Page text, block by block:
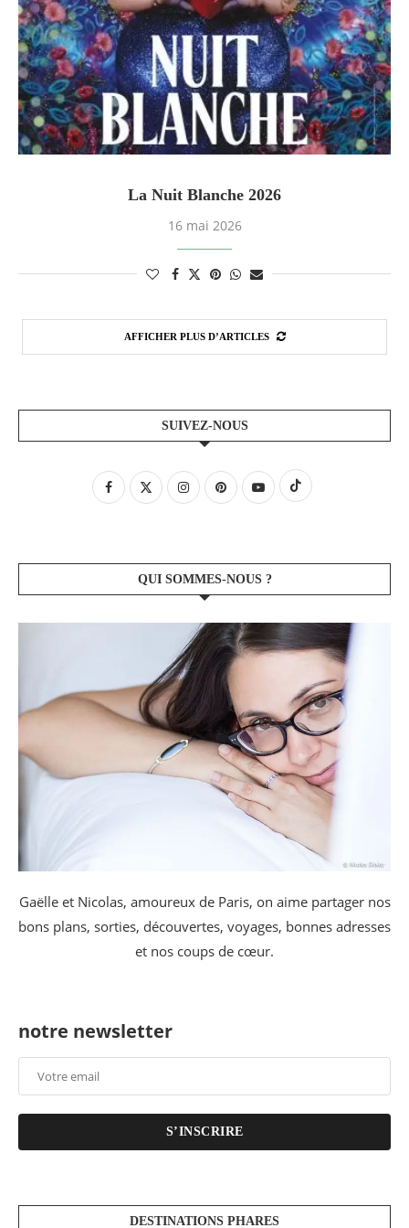
La Nuit Blanche 2026
16 mai 2026
AFFICHER PLUS D’ARTICLES
SUIVEZ-NOUS
QUI SOMMES-NOUS ?
Gaëlle et Nicolas, amoureux de Paris, on aime partager nos
bons plans, sorties, découvertes, voyages, bonnes adresses
et nos coups de cœur.
notre newsletter
S’INSCRIRE
DESTINATIONS PHARES